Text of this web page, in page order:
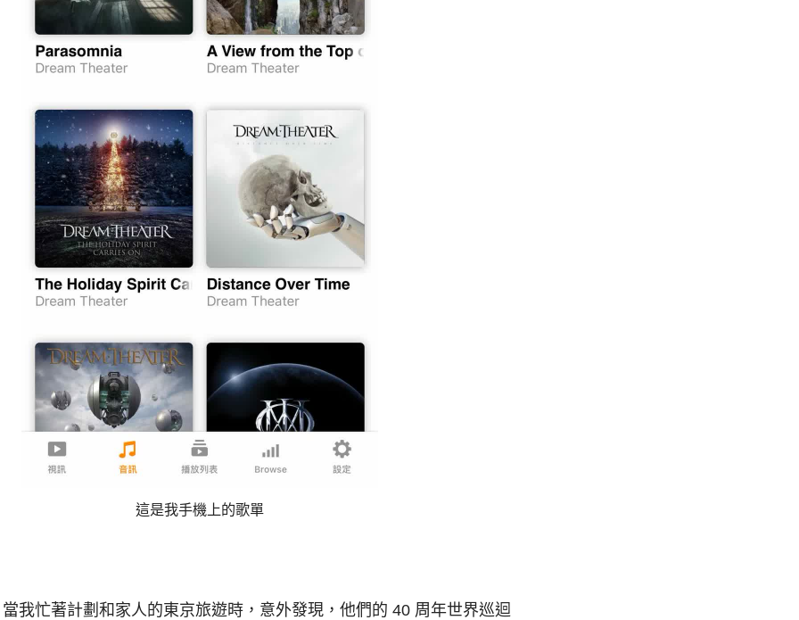
這是我手機上的歌單
我忙著計劃和家人的東京旅遊時，意外發現，他們的 40 周年世界巡迴